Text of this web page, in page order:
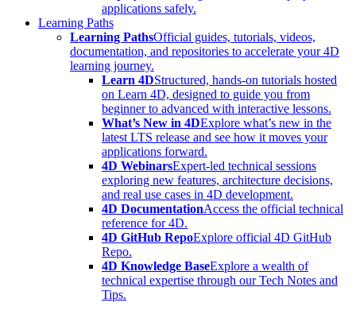
applications safely.
Learning Paths
Learning PathsOfficial guides, tutorials, videos,
documentation, and repositories to accelerate your 4D
learning journey.
Learn 4DStructured, hands-on tutorials hosted
on Learn 4D, designed to guide you from
beginner to advanced with interactive lessons.
What’s New in 4DExplore what’s new in the
latest LTS release and see how it moves your
applications forward.
4D WebinarsExpert-led technical sessions
exploring new features, architecture decisions,
and real use cases in 4D development.
4D DocumentationAccess the official technical
reference for 4D.
4D GitHub RepoExplore official 4D GitHub
Repo.
4D Knowledge BaseExplore a wealth of
technical expertise through our Tech Notes and
Tips.